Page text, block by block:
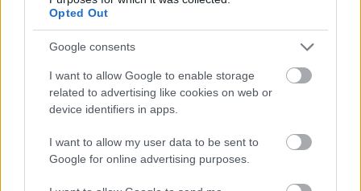
Opted Out
Google consents
I want to allow Google to enable storage
related to advertising like cookies on web or
device identifiers in apps.
I want to allow my user data to be sent to
Google for online advertising purposes.